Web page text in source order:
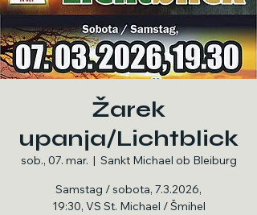
Žarek
upanja/Lichtblick
sob., 07. mar.
  |
Sankt Michael ob Bleiburg
Samstag / sobota, 7.3.2026,
19:30, VS St. Michael / Šmihel